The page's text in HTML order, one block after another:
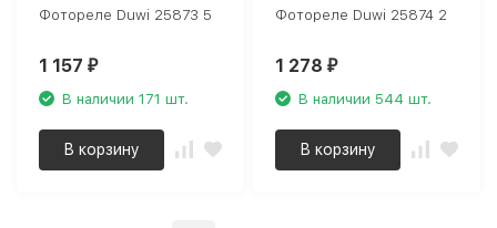
Фотореле Duwi 25873 5
1 157₽
В наличии 171 шт.
В корзину
Фотореле Duwi 25874 2
1 278₽
В наличии 544 шт.
В корзину